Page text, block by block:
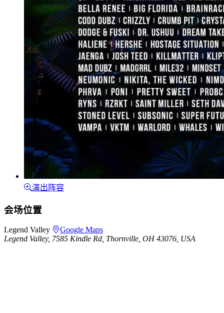
演出阵容
会场位置
Legend Valley
Google Maps
Legend Valley, 7585 Kindle Rd, Thornville, OH 43076, USA